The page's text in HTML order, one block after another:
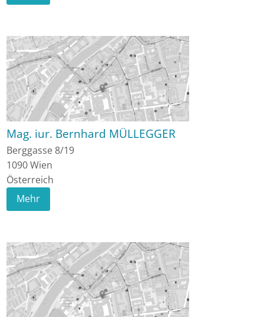
Mag. iur. Bernhard MÜLLEGGER
Berggasse 8/19
1090Wien
Österreich
Mehr